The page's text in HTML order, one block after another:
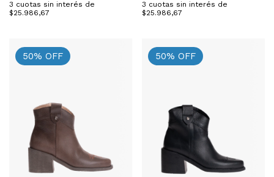
3 cuotas sin interés de
$25.986,67
3 cuotas sin interés de
$25.986,67
50% OFF 50% OFF